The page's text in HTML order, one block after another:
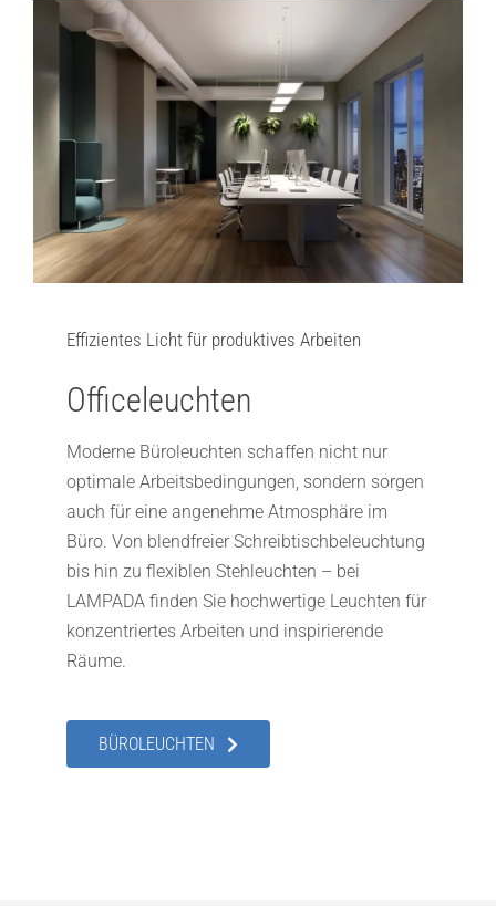
Effizientes Licht für produktives Arbeiten
Officeleuchten
Moderne Büroleuchten schaffen nicht nur
optimale Arbeitsbedingungen, sondern sorgen
auch für eine angenehme Atmosphäre im
Büro. Von blendfreier Schreibtischbeleuchtung
bis hin zu flexiblen Stehleuchten – bei
LAMPADA finden Sie hochwertige Leuchten für
konzentriertes Arbeiten und inspirierende
Räume.
BÜROLEUCHTEN